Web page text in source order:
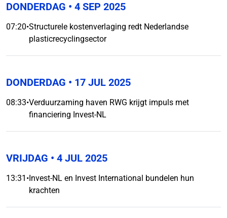
DONDERDAG • 4 SEP 2025
07:20•Structurele kostenverlaging redt Nederlandse
plasticrecyclingsector
DONDERDAG • 17 JUL 2025
08:33•Verduurzaming haven RWG krijgt impuls met
financiering Invest-NL
VRIJDAG • 4 JUL 2025
13:31 •Invest-NL en Invest International bundelen hun
krachten